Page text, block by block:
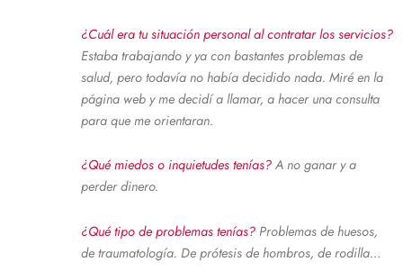
¿Cuál era tu situación personal al contratar los servicios?
Estaba trabajando y ya con bastantes problemas de
salud, pero todavía no había decidido nada. Miré en la
página web y me decidí a llamar, a hacer una consulta
para que me orientaran.
¿Qué miedos o inquietudes tenías?A no ganar y a
perder dinero.
¿Qué tipo de problemas tenías? Problemas de huesos,
de traumatología. De prótesis de hombros, de rodilla…